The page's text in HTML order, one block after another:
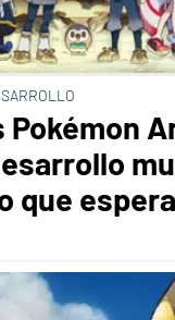
Pokémon
que